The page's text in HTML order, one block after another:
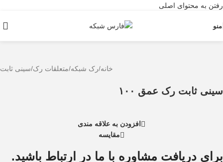
رفتن به محتوای اصلی
منو
خانه/رک شبکه/متعلقات رک/سینی ثابت
سینی ثابت رک عمق ۱۰۰
افزودن به علاقه مندی
مقایسه
برای دریافت مشاوره با ما در ارتباط باشید.